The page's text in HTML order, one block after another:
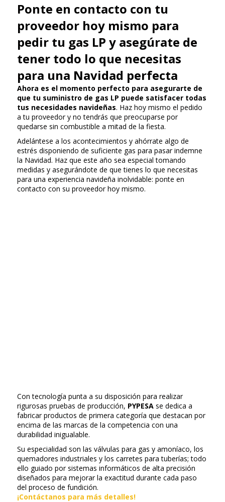
Ponte en contacto con tu
proveedor hoy mismo para
pedir tu gas LP y asegúrate de
tener todo lo que necesitas
para una Navidad perfecta
Ahora es el momento perfecto para asegurarte de
que tu suministro de gas LP puede satisfacer todas
tus necesidades navideñas. Haz hoy mismo el pedido
a tu proveedor y no tendrás que preocuparse por
quedarse sin combustible a mitad de la fiesta.
Adelántese a los acontecimientos y ahórrate algo de
estrés disponiendo de suficiente gas para pasar indemne
la Navidad. Haz que este año sea especial tomando
medidas y asegurándote de que tienes lo que necesitas
para una experiencia navideña inolvidable: ponte en
contacto con su proveedor hoy mismo.
Con tecnología punta a su disposición para realizar
rigurosas pruebas de producción, PYPESA se dedica a
fabricar productos de primera categoría que destacan por
encima de las marcas de la competencia con una
durabilidad inigualable.
Su especialidad son las válvulas para gas y amoníaco, los
quemadores industriales y los carretes para tuberías; todo
ello guiado por sistemas informáticos de alta precisión
diseñados para mejorar la exactitud durante cada paso
del proceso de fundición.
¡Contáctanos para más detalles!